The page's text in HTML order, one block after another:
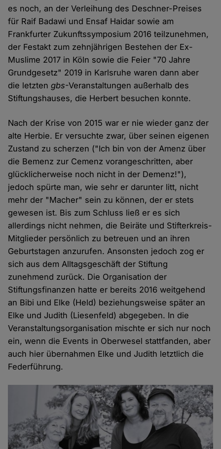
es noch, an der Verleihung des Deschner-Preises
für Raif Badawi und Ensaf Haidar sowie am
Frankfurter Zukunftssymposium 2016 teilzunehmen,
der Festakt zum zehnjährigen Bestehen der Ex-
Muslime 2017 in Köln sowie die Feier "70 Jahre
Grundgesetz" 2019 in Karlsruhe waren dann aber
die letztengbs-Veranstaltungen außerhalb des
Stiftungshauses, die Herbert besuchen konnte.
Nach der Krise von 2015 war er nie wieder ganz der
alte Herbie. Er versuchte zwar, über seinen eigenen
Zustand zu scherzen ("Ich bin von der Amenz über
die Bemenz zur Cemenz vorangeschritten, aber
glücklicherweise noch nicht in der Demenz!"),
jedoch spürte man, wie sehr er darunter litt, nicht
mehr der "Macher" sein zu können, der er stets
gewesen ist. Bis zum Schluss ließ er es sich
allerdings nicht nehmen, die Beiräte und Stifterkreis-
Mitglieder persönlich zu betreuen und an ihren
Geburtstagen anzurufen. Ansonsten jedoch zog er
sich aus dem Alltagsgeschäft der Stiftung
zunehmend zurück. Die Organisation der
Stiftungsfinanzen hatte er bereits 2016 weitgehend
an Bibi und Elke (Held) beziehungsweise später an
Elke und Judith (Liesenfeld) abgegeben. In die
Veranstaltungsorganisation mischte er sich nur noch
ein, wenn die Events in Oberwesel stattfanden, aber
auch hier übernahmen Elke und Judith letztlich die
Federführung.